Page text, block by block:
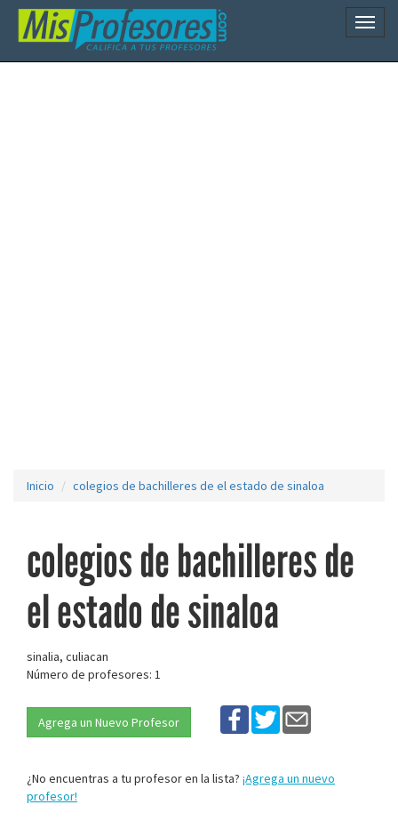
Inicio colegios de bachilleres de el estado de sinaloa
colegios de bachilleres de
el estado de sinaloa
sinalia, culiacan
Número de profesores: 1
Agrega un Nuevo Profesor
¿No encuentras a tu profesor en la lista? ¡Agrega un nuevo
profesor!